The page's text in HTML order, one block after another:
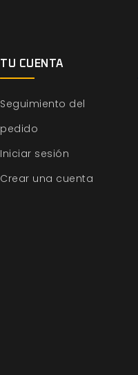
TU CUENTA
Seguimiento del
pedido
Iniciar sesión
Crear una cuenta